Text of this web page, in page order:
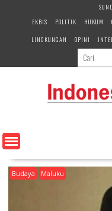
e
n
EKBIS
POLITIK HUKUM
LINGKUNGAN
OPINI
Budaya Maluku